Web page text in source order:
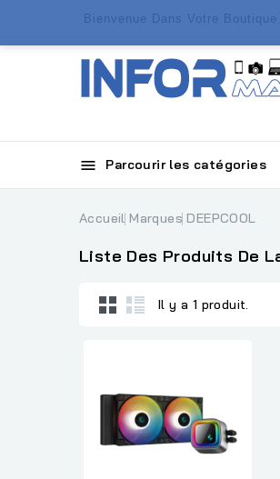
Bienvenue Dans Votre Boutique
 Parcourir les catégories
Accueil Marques DEEPCOOL
Liste Des Produits De
Il y a 1 produit.